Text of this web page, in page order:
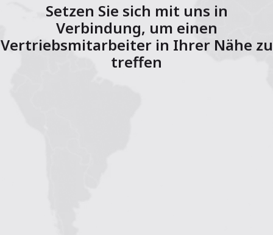
Setzen Sie sich mit uns in
Verbindung, um einen
Vertriebsmitarbeiter in Ihrer Nähe zu
treffen